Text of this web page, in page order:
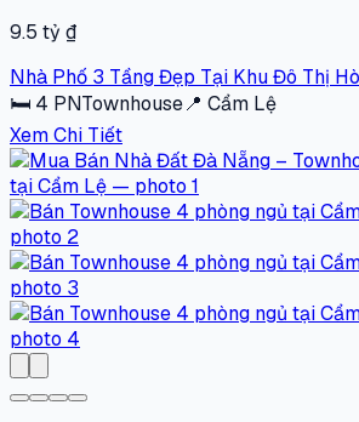
9.5 tỷ ₫
Nhà Phố 3 Tầng Đẹp Tại Khu Đô Thị
🛏 4 PNTownhouse📍 Cẩm Lệ
Xem Chi Tiết